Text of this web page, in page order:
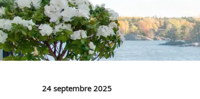
24 septembre 2025